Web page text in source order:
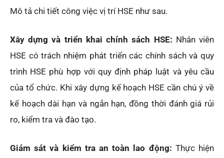
Mô tả chi tiết công việc vị trí HSE như sau.
Xây dựng và triển khai chính sách HSE: Nhân viên
HSE có trách nhiệm phát triển các chính sách và quy
trình HSE phù hợp với quy định pháp luật và yêu cầu
của tổ chức. Khi xây dựng kế hoạch HSE cần chú ý về
kế hoạch dài hạn và ngắn hạn, đồng thời đánh giá rủi
ro, kiểm tra và đào tạo.
Giám sát và kiểm tra an toàn lao động: Thực hiện